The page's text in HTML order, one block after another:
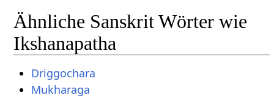
Ähnliche Sanskrit Wörter wie
Ikshanapatha
Driggochara
Mukharaga